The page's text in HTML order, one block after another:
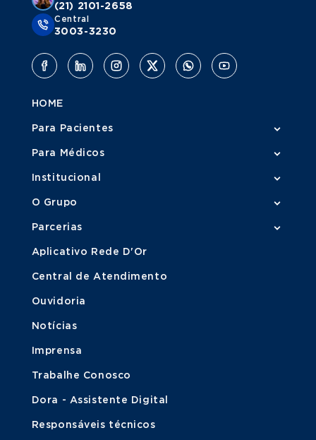
(21) 2101-2658
Central
3003-3230
HOME
Para Pacientes
Para Médicos
Institucional
O Grupo
Parcerias
Aplicativo Rede D'Or
Central de Atendimento
Ouvidoria
Notícias
Imprensa
Trabalhe Conosco
Dora - Assistente Digital
Responsáveis técnicos